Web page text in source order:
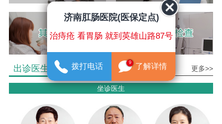
出诊医生介绍 更多>>
坐诊医生
济南肛肠医院(医保定点)
治痔疮 看胃肠 就到英雄山路87号
拨打电话 9 了解详情